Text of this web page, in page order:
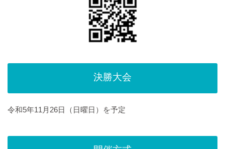
決勝大会
令和5年11月26日（日曜日）を予定